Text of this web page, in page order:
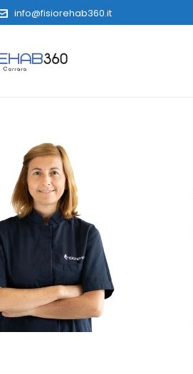
info@fisiorehab360.it